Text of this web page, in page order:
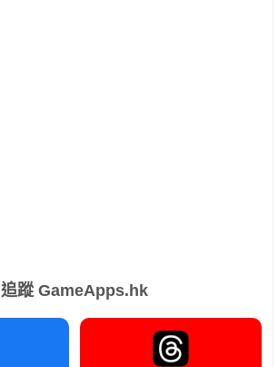
追蹤 GameApps.hk